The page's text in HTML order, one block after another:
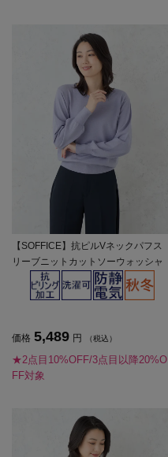
【SOFFICE】抗ピルVネックパフス
リーブニットカットソーウォッシャ
ブル放電抗ピリング秋冬【レディー
価格 5,489 円 （税込）
★2点目10%OFF/3点目以降20%O
FF対象